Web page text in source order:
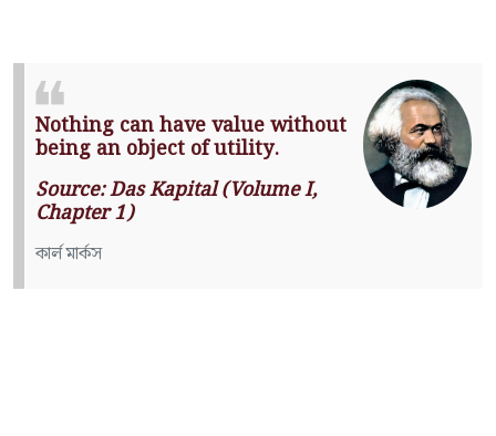
Nothing can have value without
being an object of utility.
Source: Das Kapital (Volume I,
Chapter 1)
কার্ল মার্কস